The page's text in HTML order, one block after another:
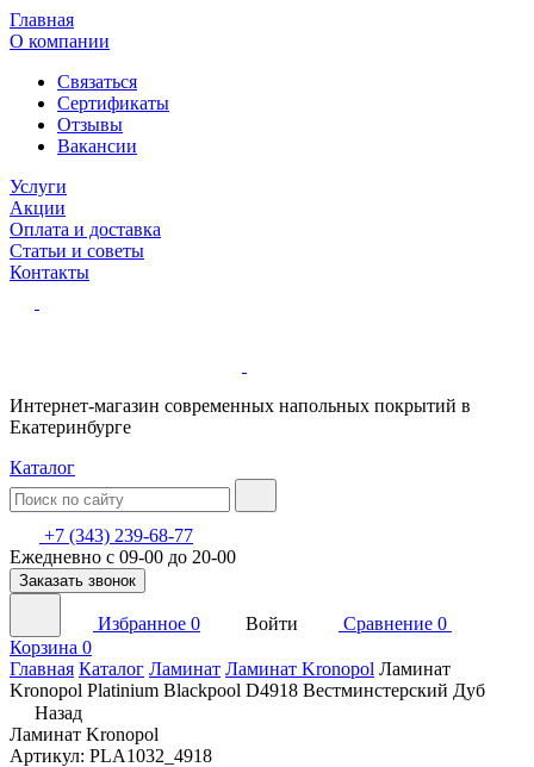
Главная
О компании
Связаться
Сертификаты
Отзывы
Вакансии
Услуги
Акции
Оплата и доставка
Статьи и советы
Контакты
Интернет-магазин современных напольных покрытий в
Екатеринбурге
Каталог
+7 (343) 239-68-77
Ежедневно с 09-00 до 20-00
Заказать звонок
Избранное 0 Войти Сравнение 0
Корзина 0
Главная Каталог Ламинат Ламинат Kronopol Ламинат
Kronopol Platinium Blackpool D4918 Вестминстерский Дуб
Назад
Ламинат Kronopol
Артикул: PLA1032_4918